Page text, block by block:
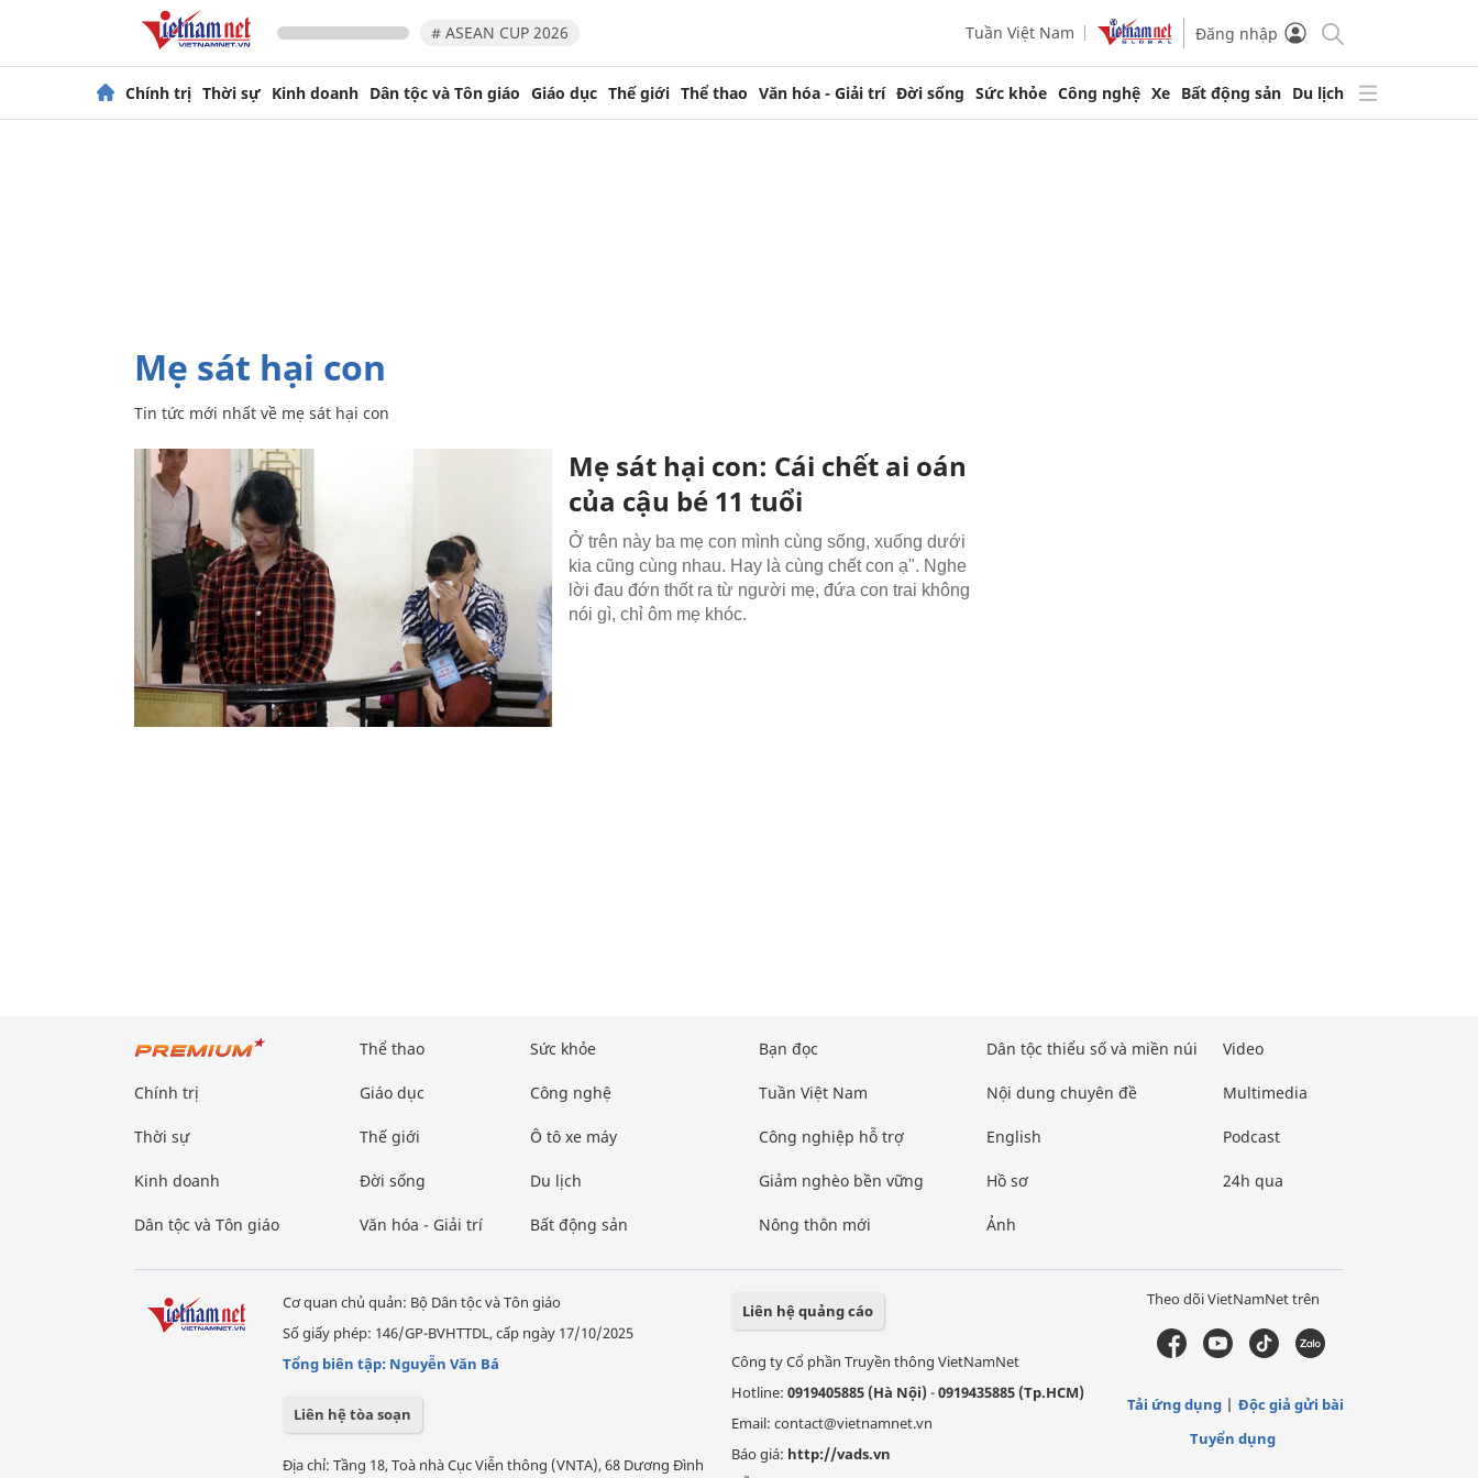
# ASEAN CUP 2026 Tuần Việt Nam Đăng nhập
Chính trị Thời sự Kinh doanh Dân tộc và Tôn giáo Giáo dục Thế giới Thể thao Văn hóa - Giải trí Đời sống Sức khỏe Công nghệ Xe Bất động sản Du lịch
mẹ sát hại con
Tin tức mới nhất về mẹ sát hại con
Mẹ sát hại con: Cái chết ai oán
của cậu bé 11 tuổi
Ở trên này ba mẹ con mình cùng sống, xuống dưới
kia cũng cùng nhau. Hay là cùng chết con ạ". Nghe
lời đau đớn thốt ra từ người mẹ, đứa con trai không
nói gì, chỉ ôm mẹ khóc.
Chính trị
Thời sự
Kinh doanh
Dân tộc và Tôn giáo
Thể thao
Giáo dục
Thế giới
Đời sống
Văn hóa - Giải trí
Sức khỏe
Công nghệ
Ô tô xe máy
Du lịch
Bất động sản
Bạn đọc
Tuần Việt Nam
Công nghiệp hỗ trợ
Giảm nghèo bền vững
Nông thôn mới
Dân tộc thiểu số và miền núi
Nội dung chuyên đề
English
Hồ sơ
Ảnh
Video
Multimedia
Podcast
24h qua
Cơ quan chủ quản: Bộ Dân tộc và Tôn giáo
Số giấy phép: 146/GP-BVHTTDL, cấp ngày 17/10/2025
Tổng biên tập: Nguyễn Văn Bá
Liên hệ tòa soạn
Địa chỉ: Tầng 18, Toà nhà Cục Viễn thông (VNTA), 68 Dương Đình
Liên hệ quảng cáo
Công ty Cổ phần Truyền thông VietNamNet
Hotline: 0919405885 (Hà Nội)-0919435885 (Tp.HCM)
Email: contact@vietnamnet.vn
Báo giá: http://vads.vn
Theo dõi VietNamNet trên
Tải ứng dụng
Độc giả gửi bài
Tuyển dụng